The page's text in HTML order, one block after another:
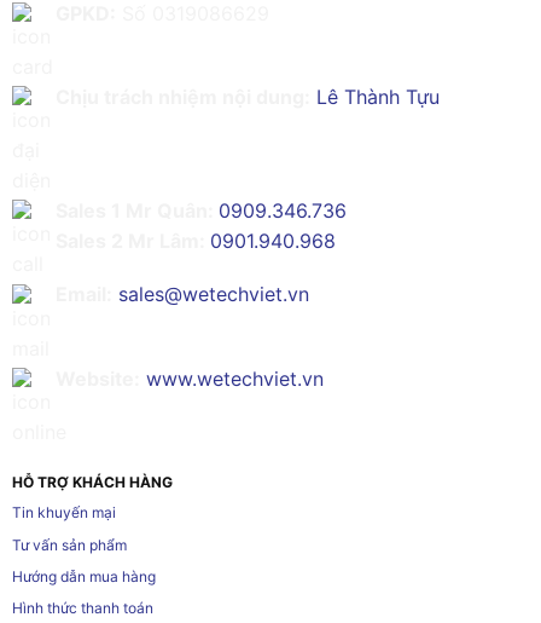
Lê Thành Tựu
0909.346.736
0901.940.968
sales@wetechviet.vn
www.wetechviet.vn
HỖ TRỢ KHÁCH HÀNG
Tin khuyến mại
Tư vấn sản phẩm
Hướng dẫn mua hàng
Hình thức thanh toán